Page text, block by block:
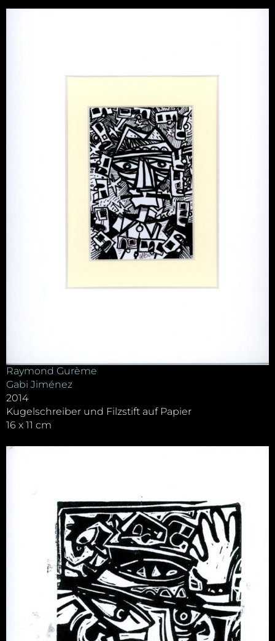
Raymond Gurème
Gabi Jiménez
2014
Kugelschreiber und Filzstift auf Papier
16 x 11 cm